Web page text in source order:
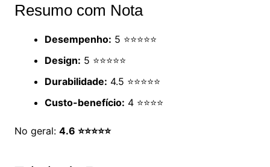
Resumo com Nota
Desempenho: 5 ⭐⭐⭐⭐⭐
Design: 5 ⭐⭐⭐⭐⭐
Durabilidade: 4.5 ⭐⭐⭐⭐⭐
Custo-benefício: 4 ⭐⭐⭐⭐
No geral: 4.6 ⭐⭐⭐⭐⭐